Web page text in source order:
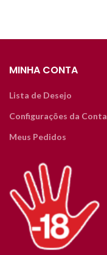
MINHA CONTA
Lista de Desejo
Configurações da Conta
Meus Pedidos